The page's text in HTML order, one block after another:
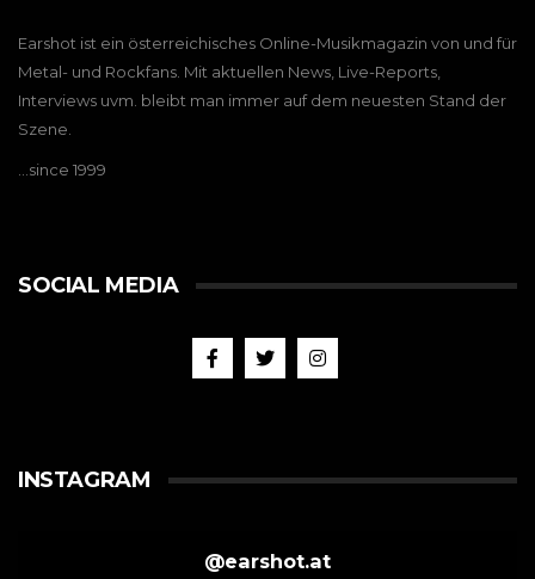
Earshot ist ein österreichisches Online-Musikmagazin von und für
Metal- und Rockfans. Mit aktuellen News, Live-Reports,
Interviews uvm. bleibt man immer auf dem neuesten Stand der
Szene.
…since 1999
SOCIAL MEDIA
INSTAGRAM
@earshot.at